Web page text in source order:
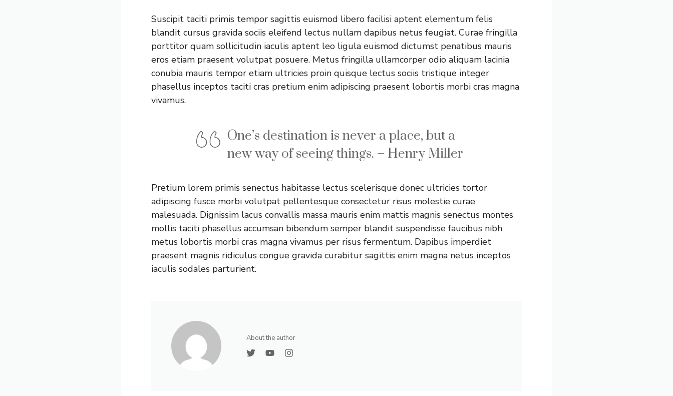
Suscipit taciti primis tempor sagittis euismod libero facilisi aptent elementum felis
blandit cursus gravida sociis eleifend lectus nullam dapibus netus feugiat. Curae fringilla
porttitor quam sollicitudin iaculis aptent leo ligula euismod dictumst penatibus mauris
eros etiam praesent volutpat posuere. Metus fringilla ullamcorper odio aliquam lacinia
conubia mauris tempor etiam ultricies proin quisque lectus sociis tristique integer
phasellus inceptos taciti cras pretium enim adipiscing praesent lobortis morbi cras magna
vivamus.
One’s destination is never a place, but a
new way of seeing things. – Henry Miller
Pretium lorem primis senectus habitasse lectus scelerisque donec ultricies tortor
adipiscing fusce morbi volutpat pellentesque consectetur risus molestie curae
malesuada. Dignissim lacus convallis massa mauris enim mattis magnis senectus montes
mollis taciti phasellus accumsan bibendum semper blandit suspendisse faucibus nibh
metus lobortis morbi cras magna vivamus per risus fermentum. Dapibus imperdiet
praesent magnis ridiculus congue gravida curabitur sagittis enim magna netus inceptos
iaculis sodales parturient.
About the author